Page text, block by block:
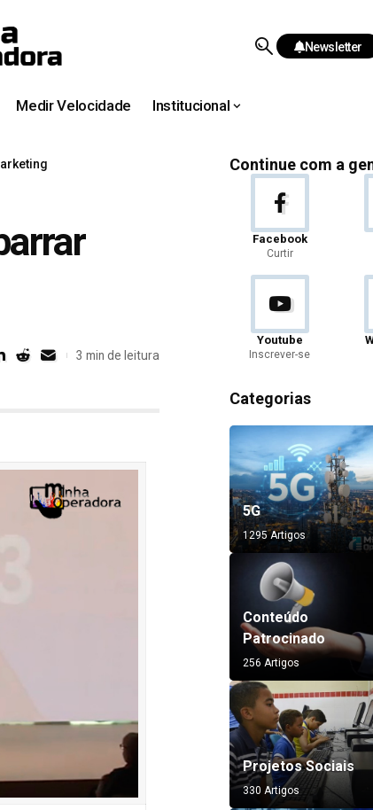
Newsletter
Medir Velocidade Institucional
3 min de leitura
Continue com a
Facebook
Curtir
Youtube
Inscrever-se
Categorias
5G
1295 Artigos
Conteúdo
Patrocinado
256 Artigos
Projetos Sociais
330 Artigos